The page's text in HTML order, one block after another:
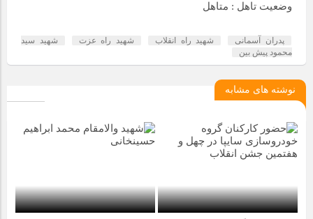
وضعیت تاهل : متاهل
پدران آسمانی شهید راه انقلاب شهید راه عزت
شهید سید
محمود پیش بین
نوشته های مشابه